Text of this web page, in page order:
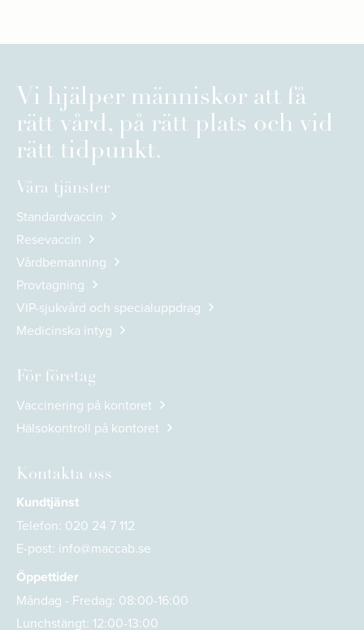
Vi hjälper människor att få
rätt vård, på rätt plats och vid
rätt tidpunkt.
Våra tjänster
Standardvaccin
Resevaccin
Vårdbemanning
Provtagning
VIP-sjukvård och specialuppdrag
Medicinska intyg
För företag
Vaccinering på kontoret
Hälsokontroll på kontoret
Kontakta oss
Kundtjänst
Telefon: 020 24 7 112
E-post: info@maccab.se
Öppettider
Måndag - Fredag: 08:00-16:00
Lunchstängt: 12:00-13:00